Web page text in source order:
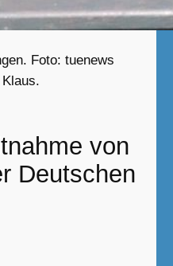
Foto: tuenews
von
Deutschen